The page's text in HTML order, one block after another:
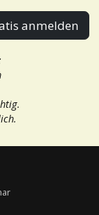
anmelden